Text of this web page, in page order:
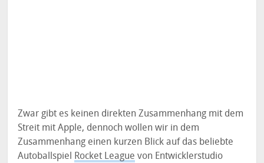
Zwar gibt es keinen direkten Zusammenhang mit dem
Streit mit Apple, dennoch wollen wir in dem
Zusammenhang einen kurzen Blick auf das beliebte
Autoballspiel Rocket League von Entwicklerstudio